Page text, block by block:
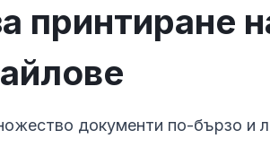
принтиране
документи по-бързо и